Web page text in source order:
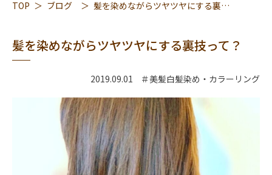
TOP ＞ ブログ ＞ 髪を染めながらツヤツヤにする裏技って？
髪を染めながらツヤツヤにする裏技って？
2019.09.01 ＃美髪白髪染め・カラーリング